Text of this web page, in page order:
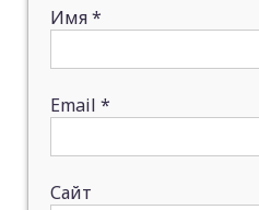
Имя*
Email *
Сайт